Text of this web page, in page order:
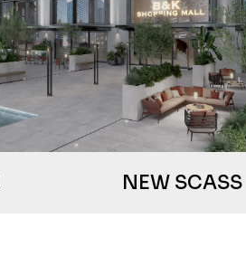
NEW SCASS